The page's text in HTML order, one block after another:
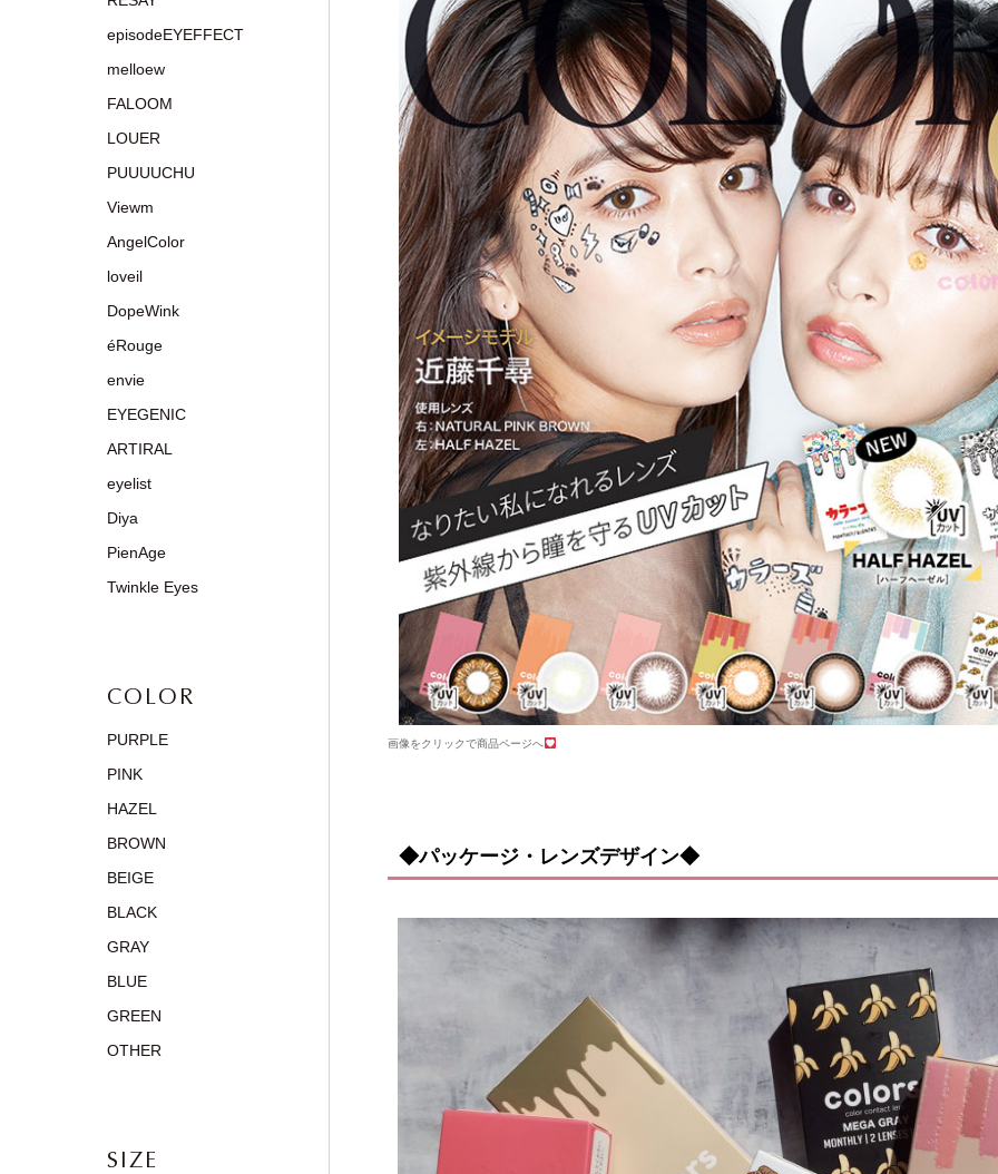
画像をクリックで商品ページへ
◆パッケージ・レンズデザイン◆
episodeEYEFFECT
melloew
FALOOM
LOUER
PUUUUCHU
Viewm
AngelColor
loveil
DopeWink
éRouge
envie
EYEGENIC
ARTIRAL
eyelist
Diya
PienAge
Twinkle Eyes
COLOR
PURPLE
PINK
HAZEL
BROWN
BEIGE
BLACK
GRAY
BLUE
GREEN
OTHER
SIZE